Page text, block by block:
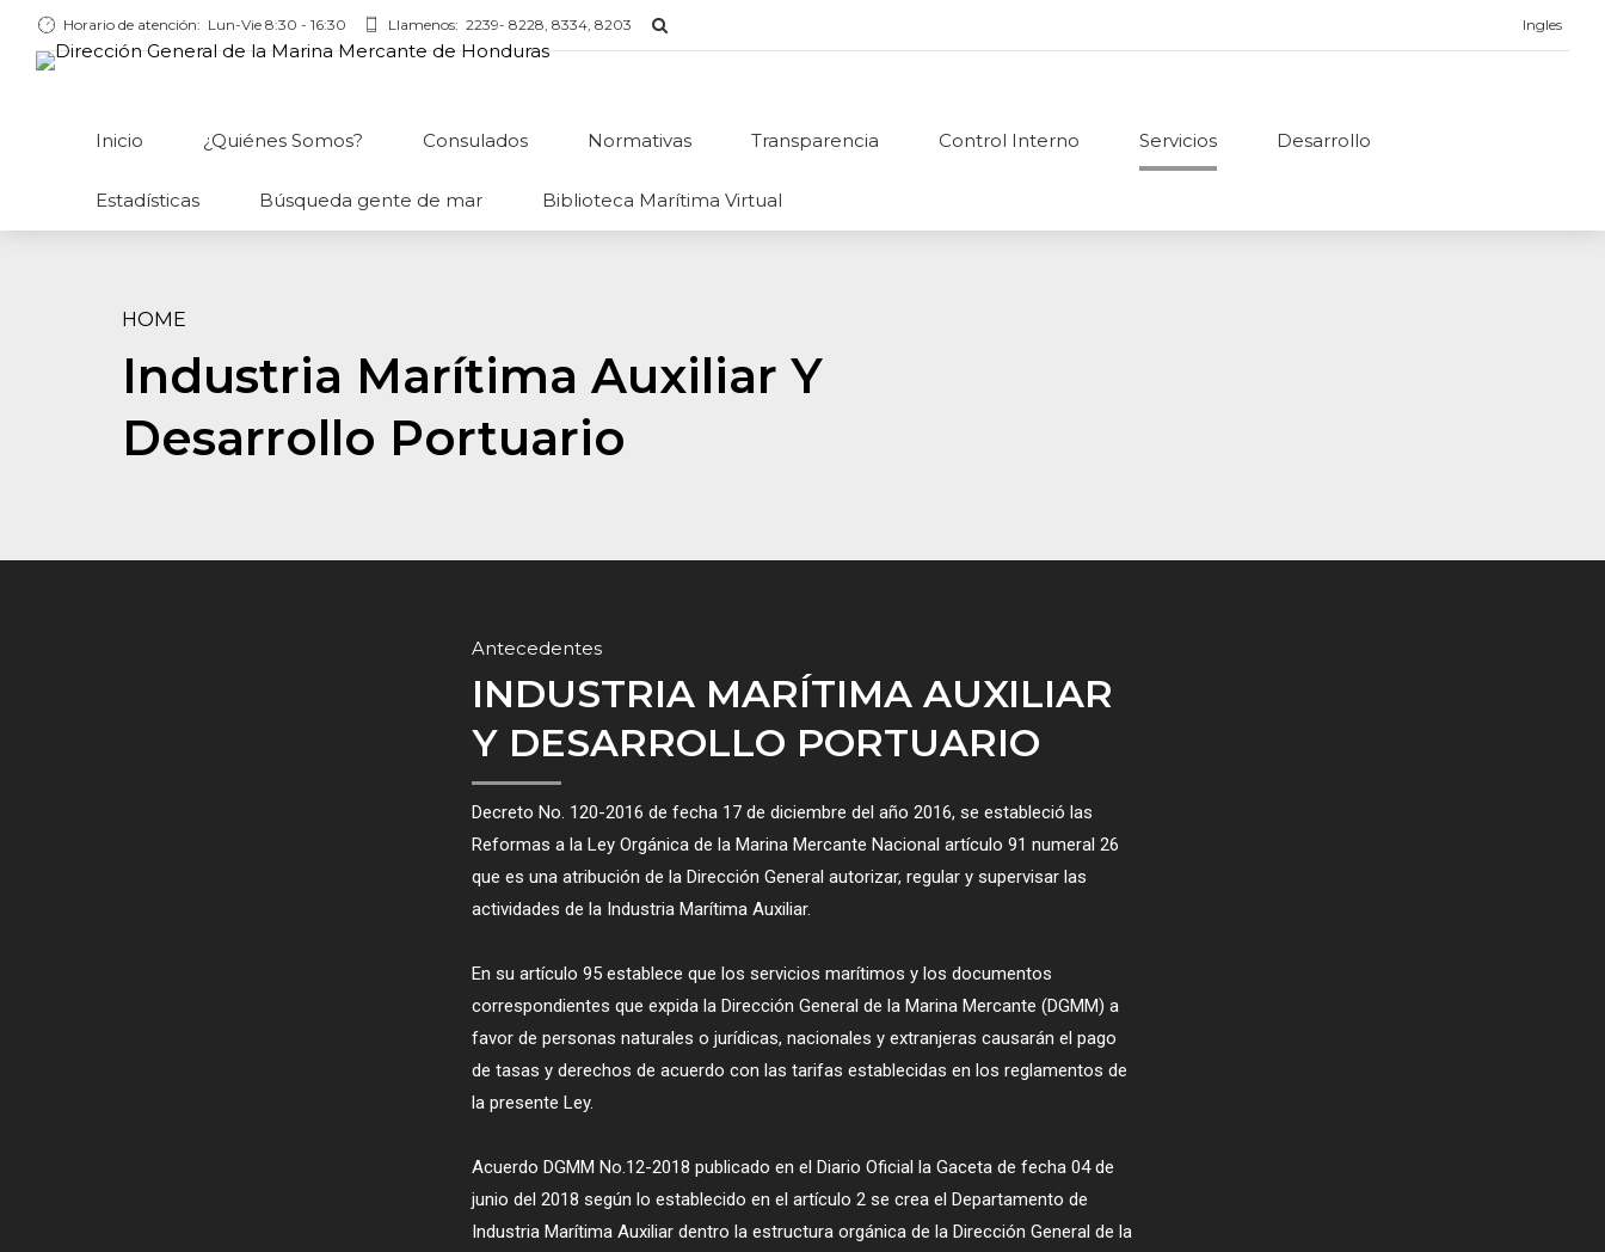
Horario de atención: Lun-Vie 8:30 - 16:30 Llamenos: 2239- 8228, 8334, 8203 Ingles
Inicio ¿Quiénes Somos? Consulados Normativas Transparencia Control Interno Servicios Desarrollo
Estadísticas Búsqueda gente de mar Biblioteca Marítima Virtual
HOME
Industria Marítima Auxiliar Y
Desarrollo Portuario
Antecedentes
INDUSTRIA MARÍTIMA AUXILIAR
Y DESARROLLO PORTUARIO
Decreto No. 120-2016 de fecha 17 de diciembre del año 2016, se estableció las
Reformas a la Ley Orgánica de la Marina Mercante Nacional artículo 91 numeral 26
que es una atribución de la Dirección General autorizar, regular y supervisar las
actividades de la Industria Marítima Auxiliar.
En su artículo 95 establece que los servicios marítimos y los documentos
correspondientes que expida la Dirección General de la Marina Mercante (DGMM) a
favor de personas naturales o jurídicas, nacionales y extranjeras causarán el pago
de tasas y derechos de acuerdo con las tarifas establecidas en los reglamentos de
la presente Ley.
Acuerdo DGMM No.12-2018 publicado en el Diario Oficial la Gaceta de fecha 04 de
junio del 2018 según lo establecido en el artículo 2 se crea el Departamento de
Industria Marítima Auxiliar dentro la estructura orgánica de la Dirección General de la